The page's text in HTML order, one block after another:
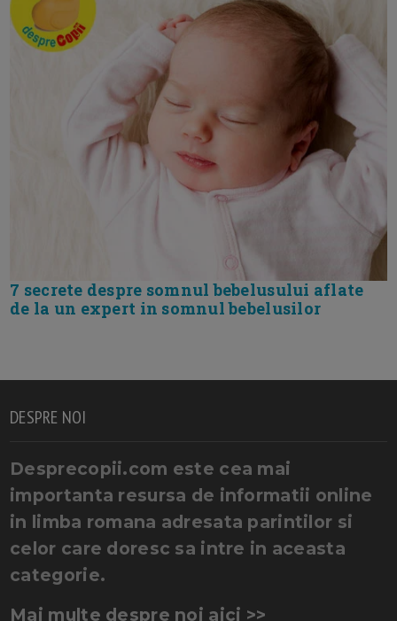
7 secrete despre somnul bebelusului aflate
de la un expert in somnul bebelusilor
DESPRE NOI
Desprecopii.com este cea mai
importanta resursa de informatii online
in limba romana adresata parintilor si
celor care doresc sa intre in aceasta
categorie.
Mai multe despre noi aici >>